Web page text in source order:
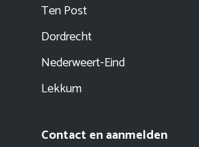
Ten Post
Dordrecht
Nederweert-Eind
Lekkum
Contact en aanmelden